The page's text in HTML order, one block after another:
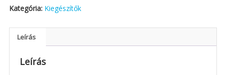
Kategória: Kiegészítők
Leírás
Leírás